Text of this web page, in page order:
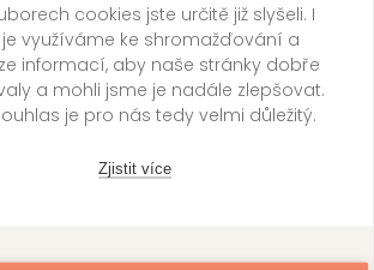
cookies jste určitě již slyšeli. I
využíváme ke shromažďování a
informací, aby naše stránky dobře
a mohli jsme je nadále zlepšovat.
je pro nás tedy velmi důležitý.
Zjistit více
zvířata
Moje ohromná
knížka: Barvy
Kolektiv autorů